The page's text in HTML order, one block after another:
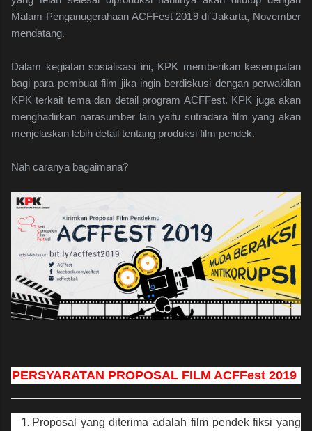
Malam Penganugerahaan ACFFest 2019 di Jakarta, November
mendatang.
Dalam kegiatan sosialisasi ini, KPK memberikan kesempatan
bagi para pembuat film jika ingin berdiskusi dengan perwakilan
KPK terkait tema dan detail program ACFFest. KPK juga akan
menghadirkan narasumber lain yaitu sutradara film yang akan
menjelaskan lebih detail tentang produksi film pendek.
Nah caranya bagaimana?
PERSYARATAN PROPOSAL FILM ACFFest 2019
Proposal yang diterima adalah film pendek fiksi yang